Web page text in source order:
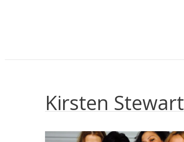
Kirsten Stewart